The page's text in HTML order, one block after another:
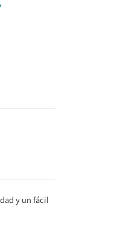
y un fácil